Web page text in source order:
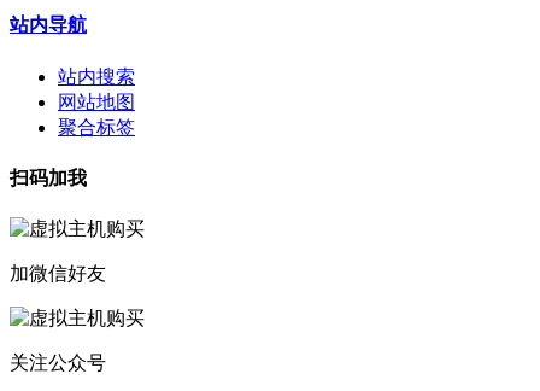
站内导航
站内搜索
网站地图
聚合标签
扫码加我
加微信好友
关注公众号